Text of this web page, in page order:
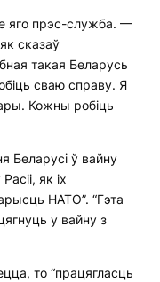
яго прэс-служба. —
сказаў
такая Беларусь
сваю справу. Я
Кожны робіць
Беларусі ў вайну
як іх
НАТО”. “Гэта
у вайну з
то “працягласць